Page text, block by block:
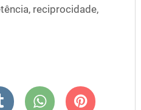
reciprocidade,